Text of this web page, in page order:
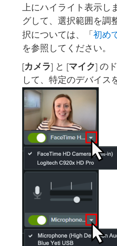
上にハイライト表示し
グして、選択範囲を調
択については、「 初め
を参照してください。
[カメラ] と [マイク] の
して、特定のデバイス